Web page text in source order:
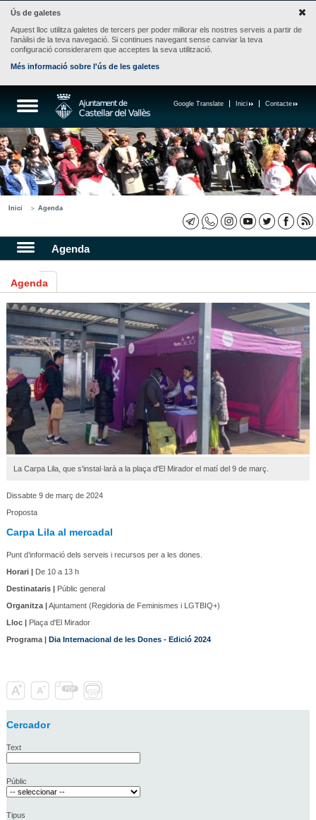
Ús de galetes
Aquest lloc utilitza galetes de tercers per poder millorar els nostres serveis a partir de
l'anàlisi de la teva navegació. Si continues navegant sense canviar la teva
configuració considerarem que acceptes la seva utilització.
Més informació sobre l'ús de les galetes
Contacte
Inici
Google Translate
Inici Agenda
Agenda
Agenda
La Carpa Lila, que s'instal·larà a la plaça d'El Mirador el matí del 9 de març.
Dissabte 9 de març de 2024
Proposta
Carpa Lila al mercadal
Punt d’informació dels serveis i recursos per a les dones.
Horari |De 10 a 13 h
Destinataris |Públic general
Organitza |Ajuntament (Regidoria de Feminismes i LGTBIQ+)
Lloc |Plaça d'El Mirador
Programa | Dia Internacional de les Dones - Edició 2024
Cercador
Text
Públic
Tipus